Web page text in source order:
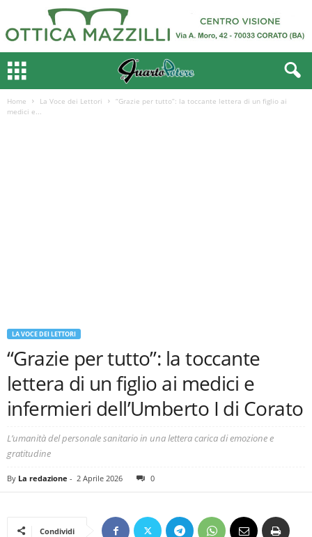
Home La Voce dei Lettori
“Grazie per tutto”: la toccante lettera di un figlio ai
medici e...
LA VOCE DEI LETTORI
“Grazie per tutto”: la toccante
lettera di un figlio ai medici e
infermieri dell’Umberto I di Corato
L’umanità del personale sanitario in una lettera carica di emozione e
gratitudine
By La redazione - 2 Aprile 2026 0
Condividi